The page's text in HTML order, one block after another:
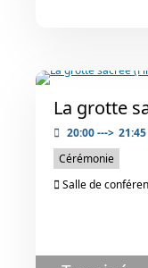
La grotte
20:00---> 21:45
Cérémonie
Salle de